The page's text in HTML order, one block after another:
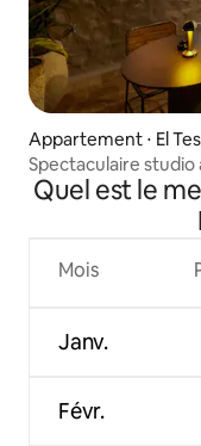
Appartement ⋅ El
Spectaculaire studio
Quel est le
Mois
Janv.
Févr.